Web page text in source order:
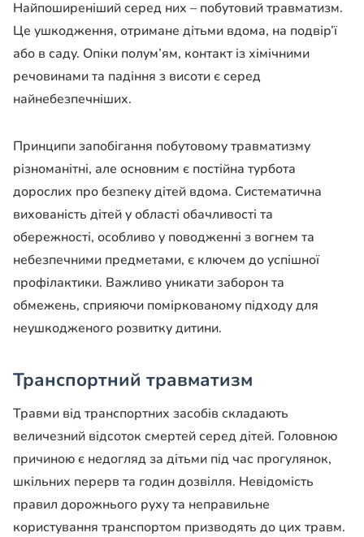
Найпоширеніший серед них – побутовий травматизм.
Це ушкодження, отримане дітьми вдома, на подвір’ї
або в саду. Опіки полум’ям, контакт із хімічними
речовинами та падіння з висоти є серед
найнебезпечніших.
Принципи запобігання побутовому травматизму
різноманітні, але основним є постійна турбота
дорослих про безпеку дітей вдома. Систематична
вихованість дітей у області обачливості та
обережності, особливо у поводженні з вогнем та
небезпечними предметами, є ключем до успішної
профілактики. Важливо уникати заборон та
обмежень, сприяючи поміркованому підходу для
неушкодженого розвитку дитини.
Транспортний травматизм
Травми від транспортних засобів складають
величезний відсоток смертей серед дітей. Головною
причиною є недогляд за дітьми під час прогулянок,
шкільних перерв та годин дозвілля. Невідомість
правил дорожнього руху та неправильне
користування транспортом призводять до цих травм.